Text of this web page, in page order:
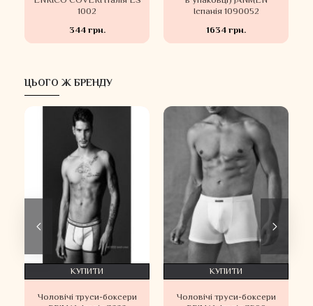
1002
344 грн.
Іспанія 1090052
1634 грн.
ЦЬОГО Ж БРЕНДУ
Чоловічі труси-боксери
КУПИТИ
Чоловічі труси-боксери
КУПИТИ